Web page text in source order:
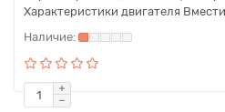
Характеристики двигателя